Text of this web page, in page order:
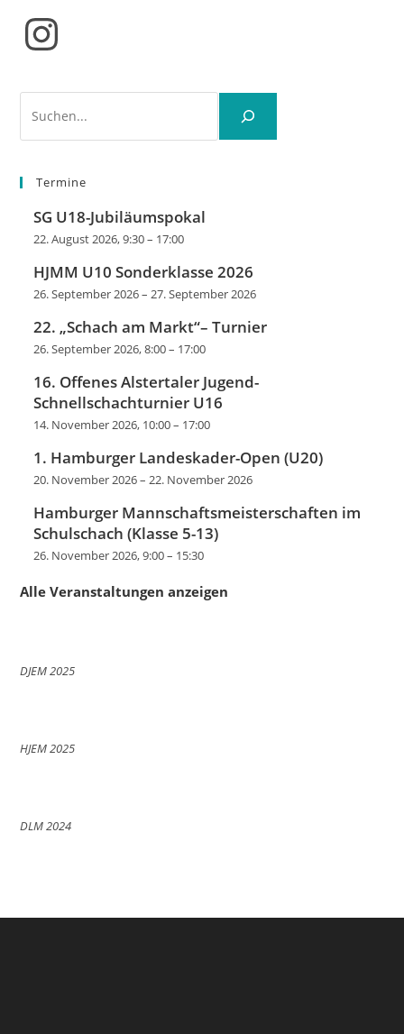
Instagram
Termine
SG U18-Jubiläumspokal
22. August 2026, 9:30– 17:00
HJMM U10 Sonderklasse 2026
26. September 2026–27. September 2026
22. „Schach am Markt“– Turnier
26. September 2026, 8:00– 17:00
16. Offenes Alstertaler Jugend-
Schnellschachturnier U16
14. November 2026, 10:00– 17:00
1. Hamburger Landeskader-Open (U20)
20. November 2026–22. November 2026
Hamburger Mannschaftsmeisterschaften im
Schulschach (Klasse 5-13)
26. November 2026, 9:00– 15:30
Alle Veranstaltungen anzeigen
DJEM 2025
HJEM 2025
DLM 2024